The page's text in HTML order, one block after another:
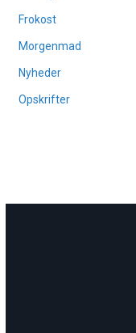
Frokost
Morgenmad
Nyheder
Opskrifter